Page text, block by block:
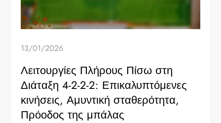
13/01/2026
Λειτουργίες Πλήρους Πίσω στη
Διάταξη 4-2-2-2: Επικαλυπτόμενες
κινήσεις, Αμυντική σταθερότητα,
Πρόοδος της μπάλας